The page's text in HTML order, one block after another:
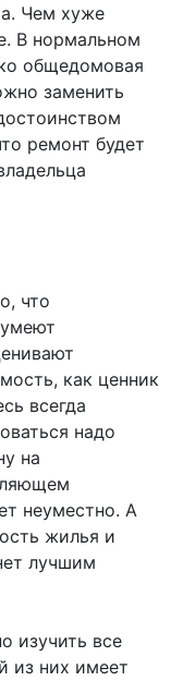
Чем хуже
В нормальном
общедомовая
заменить
ремонт будет
что
как ценник
всегда
надо
на
неуместно. А
жилья и
лучшим
изучить все
из них имеет